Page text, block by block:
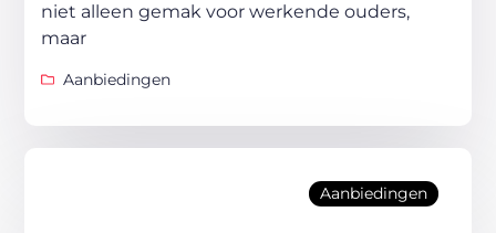
niet alleen gemak voor werkende ouders,
maar
Aanbiedingen
Aanbiedingen